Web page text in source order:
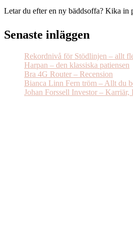
Letar du efter en ny bäddsoffa? Kika in
Senaste inläggen
Rekordnivå för Stödlinjen – allt
Harpan – den klassiska patiensen
Bra 4G Router – Recension
Bianca Linn Fern tröm – Allt du
Johan Forssell Investor –